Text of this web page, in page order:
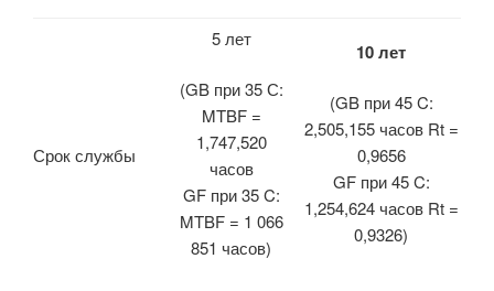
Срок службы
5 лет
(GB при 35 С:
MTBF =
1,747,520
часов
GF при 35 C:
MTBF = 1 066
851 часов)
10 лет
(GB при 45 C:
2,505,155 часов Rt =
0,9656
GF при 45 C:
1,254,624 часов Rt =
0,9326)